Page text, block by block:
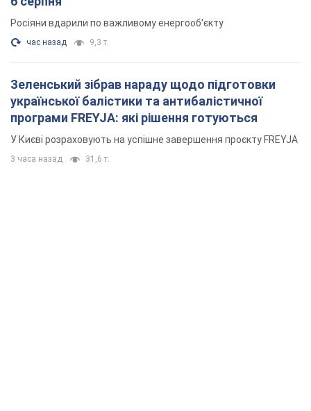
Росіяни вдарили по важливому енергооб'єкту
час назад 9,3 т.
Зеленський зібрав нараду щодо підготовки
української балістики та антибалістичної
програми FREYJA: які рішення готуються
У Києві розраховують на успішне завершення проєкту FREYJA
3 часа назад 31,6 т.